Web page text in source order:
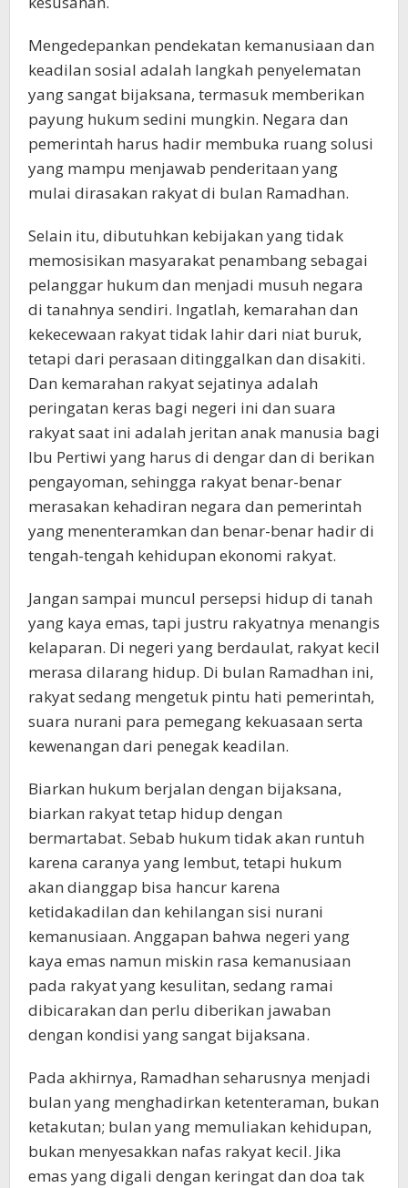
Mengedepankan pendekatan kemanusiaan dan
keadilan sosial adalah langkah penyelematan
yang sangat bijaksana, termasuk memberikan
payung hukum sedini mungkin. Negara dan
pemerintah harus hadir membuka ruang solusi
yang mampu menjawab penderitaan yang
mulai dirasakan rakyat di bulan Ramadhan.
Selain itu, dibutuhkan kebijakan yang tidak
memosisikan masyarakat penambang sebagai
pelanggar hukum dan menjadi musuh negara
di tanahnya sendiri. Ingatlah, kemarahan dan
kekecewaan rakyat tidak lahir dari niat buruk,
tetapi dari perasaan ditinggalkan dan disakiti.
Dan kemarahan rakyat sejatinya adalah
peringatan keras bagi negeri ini dan suara
rakyat saat ini adalah jeritan anak manusia bagi
Ibu Pertiwi yang harus di dengar dan di berikan
pengayoman, sehingga rakyat benar-benar
merasakan kehadiran negara dan pemerintah
yang menenteramkan dan benar-benar hadir di
tengah-tengah kehidupan ekonomi rakyat.
Jangan sampai muncul persepsi hidup di tanah
yang kaya emas, tapi justru rakyatnya menangis
kelaparan. Di negeri yang berdaulat, rakyat kecil
merasa dilarang hidup. Di bulan Ramadhan ini,
rakyat sedang mengetuk pintu hati pemerintah,
suara nurani para pemegang kekuasaan serta
kewenangan dari penegak keadilan.
Biarkan hukum berjalan dengan bijaksana,
biarkan rakyat tetap hidup dengan
bermartabat. Sebab hukum tidak akan runtuh
karena caranya yang lembut, tetapi hukum
akan dianggap bisa hancur karena
ketidakadilan dan kehilangan sisi nurani
kemanusiaan. Anggapan bahwa negeri yang
kaya emas namun miskin rasa kemanusiaan
pada rakyat yang kesulitan, sedang ramai
dibicarakan dan perlu diberikan jawaban
dengan kondisi yang sangat bijaksana.
Pada akhirnya, Ramadhan seharusnya menjadi
bulan yang menghadirkan ketenteraman, bukan
ketakutan; bulan yang memuliakan kehidupan,
bukan menyesakkan nafas rakyat kecil. Jika
emas yang digali dengan keringat dan doa tak